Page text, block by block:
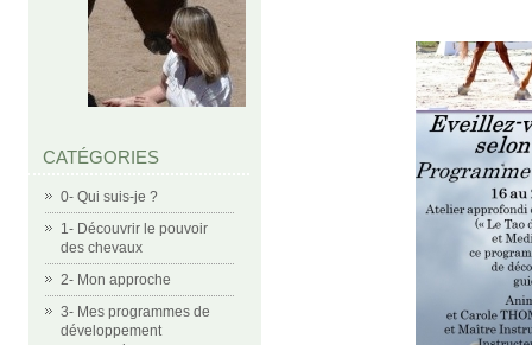
CATÉGORIES
0- Qui suis-je ?
1- Découvrir le pouvoir
des chevaux
2- Mon approche
3- Mes programmes de
développement